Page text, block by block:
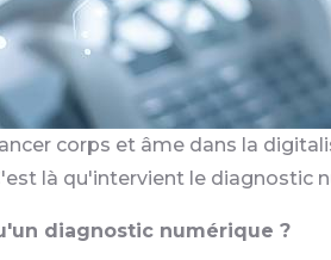
corps et âme dans la
là qu'intervient le diagnostic
diagnostic numérique ?